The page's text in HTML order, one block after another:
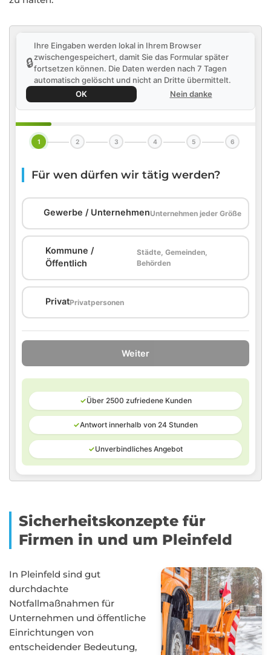
🔒
Ihre Eingaben werden lokal in Ihrem Browser
zwischengespeichert, damit Sie das Formular später
fortsetzen können. Die Daten werden nach 7 Tagen
automatisch gelöscht und nicht an Dritte übermittelt.
OK
Nein danke
1 2 3 4 5 6
Für wen dürfen wir tätig werden?
Gewerbe / UnternehmenUnternehmen jeder Größe
Kommune /
Öffentlich
Städte, Gemeinden,
Behörden
PrivatPrivatpersonen
Weiter
✓Über 2500 zufriedene Kunden
✓Antwort innerhalb von 24 Stunden
✓Unverbindliches Angebot
Sicherheitskonzepte für
Firmen in und um Pleinfeld
In Pleinfeld sind gut
durchdachte
Notfallmaßnahmen für
Unternehmen und öffentliche
Einrichtungen von
entscheidender Bedeutung,